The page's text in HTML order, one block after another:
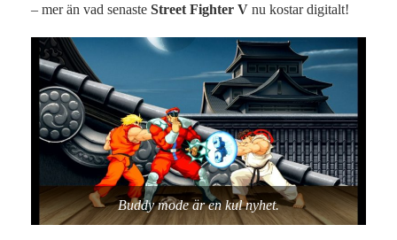
– mer än vad senaste Street Fighter V nu kostar digitalt!
Buddy mode är en kul nyhet.